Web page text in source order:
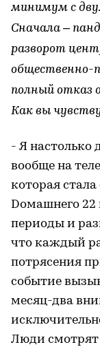
минимум с
Сначала –
разворот
общественно-
полный отказ
Как вы
- Я настолько
вообще на
которая
Dомашнего 22
периоды и
что каждый
потрясения
событие
месяц-два
Люди смотрят